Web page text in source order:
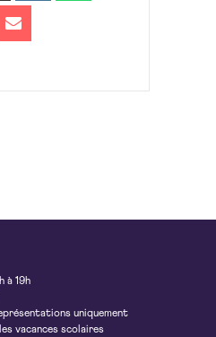
à 19h
uniquement
vacances scolaires